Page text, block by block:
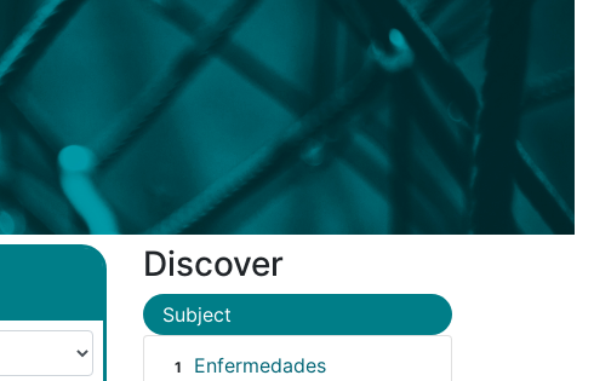
Discover
Subject
1
Enfermedades